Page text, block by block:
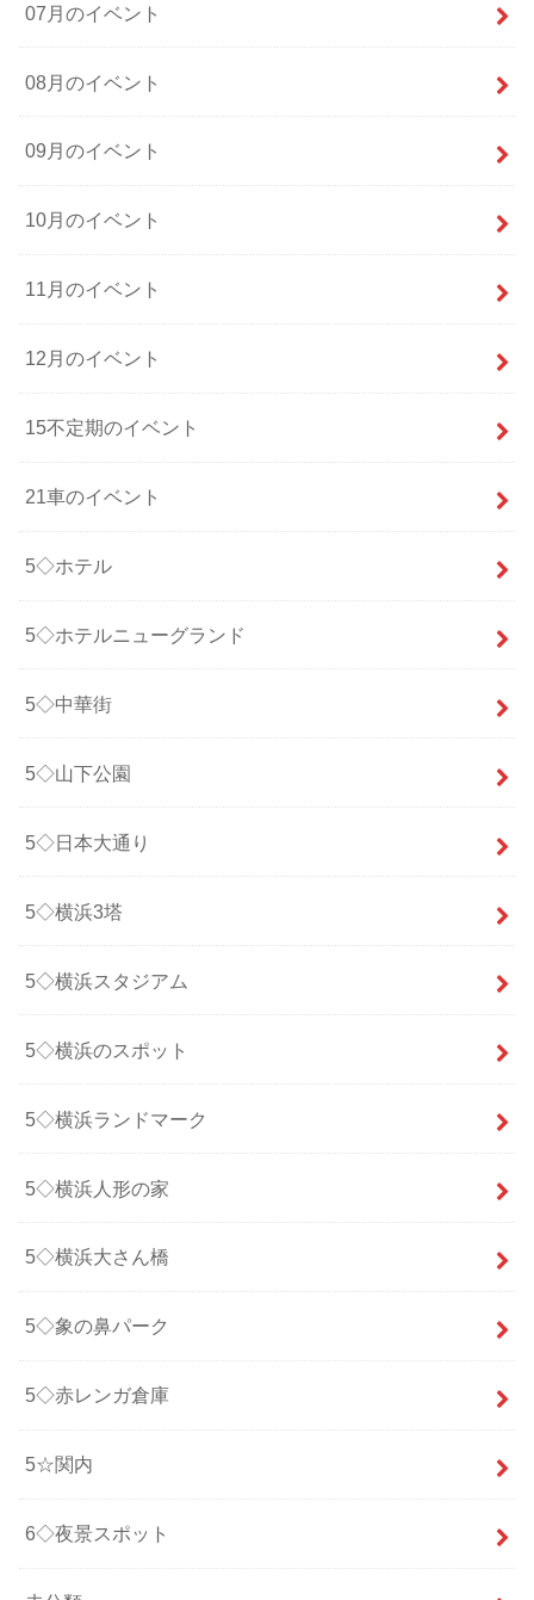
07月のイベント
08月のイベント
09月のイベント
10月のイベント
11月のイベント
12月のイベント
15不定期のイベント
21車のイベント
5◇ホテル
5◇ホテルニューグランド
5◇中華街
5◇山下公園
5◇日本大通り
5◇横浜3塔
5◇横浜スタジアム
5◇横浜のスポット
5◇横浜ランドマーク
5◇横浜人形の家
5◇横浜大さん橋
5◇象の鼻パーク
5◇赤レンガ倉庫
5☆関内
6◇夜景スポット